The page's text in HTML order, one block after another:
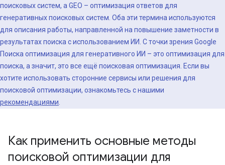
поисковых систем, а GEO – оптимизация ответов для
генеративных поисковых систем. Оба эти термина используются
для описания работы, направленной на повышение заметности в
результатах поиска с использованием ИИ. С точки зрения Google
Поиска оптимизация для генеративного ИИ – это оптимизация для
поиска, а значит, это все ещё поисковая оптимизация. Если вы
хотите использовать сторонние сервисы или решения для
поисковой оптимизации, ознакомьтесь с нашими
рекомендациями
Как применить основные методы
поисковой оптимизации для